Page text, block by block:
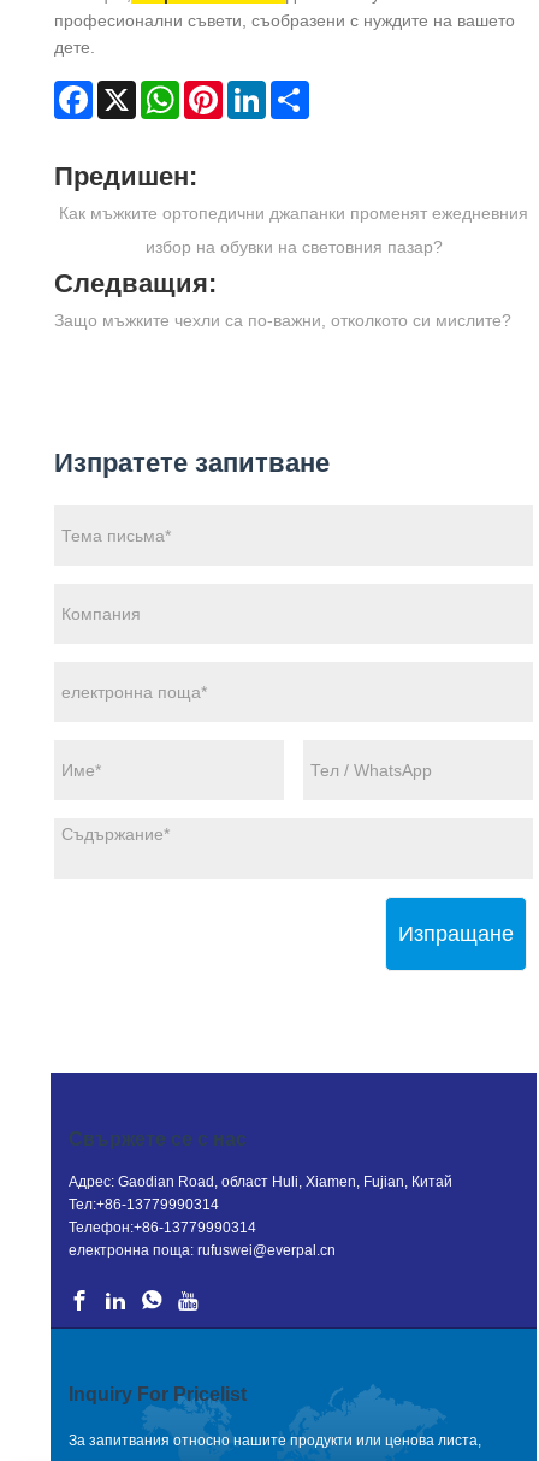
професионални съвети, съобразени с нуждите на вашето
дете.
Facebook
X WhatsAppPinterestLinkedIn
Предишен:
Как мъжките ортопедични джапанки променят ежедневния
избор на обувки на световния пазар?
Следващия:
Защо мъжките чехли са по-важни, отколкото си мислите?
Изпратете запитване
Изпращане
Свържете се с нас
Адрес: Gaodian Road, област Huli, Xiamen, Fujian, Китай
Тел:+86-13779990314
Телефон:+86-13779990314
електронна поща:rufuswei@everpal.cn
Inquiry For Pricelist
За запитвания относно нашите продукти или ценова листа,